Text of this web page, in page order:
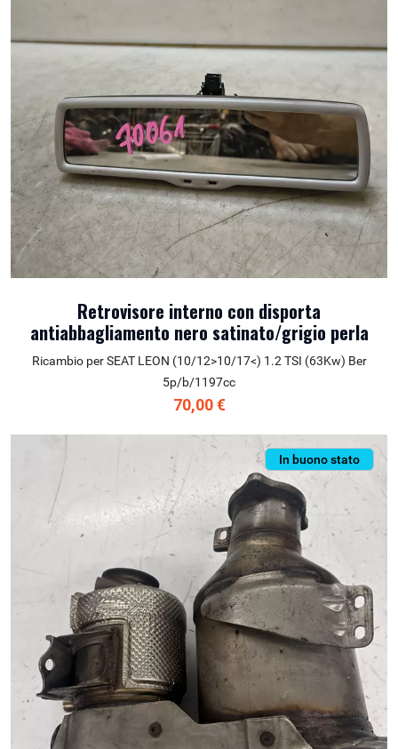
Retrovisore interno con disporta
antiabbagliamento nero satinato/grigio perla
Ricambio per SEAT LEON (10/12>10/17<) 1.2 TSI (63Kw) Ber
5p/b/1197cc
70,00 €
In buono stato